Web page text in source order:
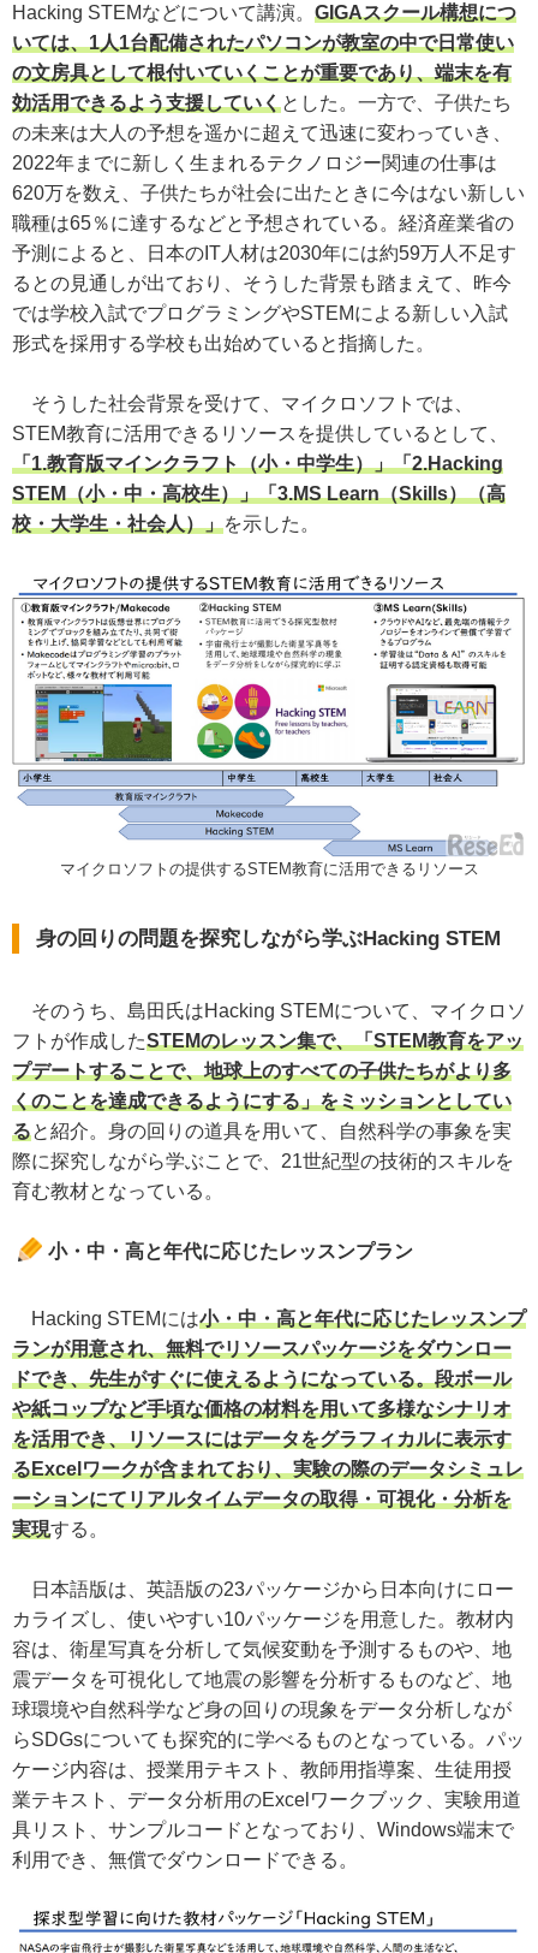
Hacking STEMなどについて講演。 GIGAスクール構想につ
いては、1人1台配備されたパソコンが教室の中で日常使い
の文房具として根付いていくことが重要であり、端末を有
効活用できるよう支援していくとした。一方で、子供たち
の未来は大人の予想を遥かに超えて迅速に変わっていき、
2022年までに新しく生まれるテクノロジー関連の仕事は
620万を数え、子供たちが社会に出たときに今はない新しい
職種は65％に達するなどと予想されている。経済産業省の
予測によると、日本のIT人材は2030年には約59万人不足す
るとの見通しが出ており、そうした背景も踏まえて、昨今
では学校入試でプログラミングやSTEMによる新しい入試
形式を採用する学校も出始めていると指摘した。
そうした社会背景を受けて、マイクロソフトでは、
STEM教育に活用できるリソースを提供しているとして、
「1.教育版マインクラフト（小・中学生）」「2.Hacking
STEM（小・中・高校生）」「3.MS Learn（Skills）（高
校・大学生・社会人）」を示した。
マイクロソフトの提供するSTEM教育に活用できるリソース
身の回りの問題を探究しながら学ぶHacking STEM
そのうち、島田氏はHacking STEMについて、マイクロソ
フトが作成したSTEMのレッスン集で、「STEM教育をアッ
プデートすることで、地球上のすべての子供たちがより多
くのことを達成できるようにする」をミッションとしてい
ると紹介。身の回りの道具を用いて、自然科学の事象を実
際に探究しながら学ぶことで、21世紀型の技術的スキルを
育む教材となっている。
小・中・高と年代に応じたレッスンプラン
Hacking STEMには小・中・高と年代に応じたレッスンプ
ランが用意され、無料でリソースパッケージをダウンロー
ドでき、先生がすぐに使えるようになっている。段ボール
や紙コップなど手頃な価格の材料を用いて多様なシナリオ
を活用でき、リソースにはデータをグラフィカルに表示す
るExcelワークが含まれており、実験の際のデータシミュレ
ーションにてリアルタイムデータの取得・可視化・分析を
実現する。
日本語版は、英語版の23パッケージから日本向けにロー
カライズし、使いやすい10パッケージを用意した。教材内
容は、衛星写真を分析して気候変動を予測するものや、地
震データを可視化して地震の影響を分析するものなど、地
球環境や自然科学など身の回りの現象をデータ分析しなが
らSDGsについても探究的に学べるものとなっている。パッ
ケージ内容は、授業用テキスト、教師用指導案、生徒用授
業テキスト、データ分析用のExcelワークブック、実験用道
具リスト、サンプルコードとなっており、Windows端末で
利用でき、無償でダウンロードできる。